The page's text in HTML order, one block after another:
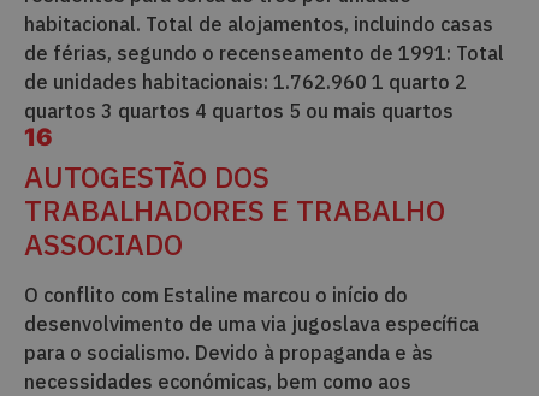
habitacional. Total de alojamentos, incluindo casas
de férias, segundo o recenseamento de 1991: Total
de unidades habitacionais: 1.762.960 1 quarto 2
quartos 3 quartos 4 quartos 5 ou mais quartos
16
AUTOGESTÃO DOS
TRABALHADORES E TRABALHO
ASSOCIADO
O conflito com Estaline marcou o início do
desenvolvimento de uma via jugoslava específica
para o socialismo. Devido à propaganda e às
necessidades económicas, bem como aos